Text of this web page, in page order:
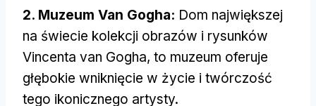
2. Muzeum Van Gogha: Dom największej
na świecie kolekcji obrazów i rysunków
Vincenta van Gogha, to muzeum oferuje
głębokie wniknięcie w życie i twórczość
tego ikonicznego artysty.